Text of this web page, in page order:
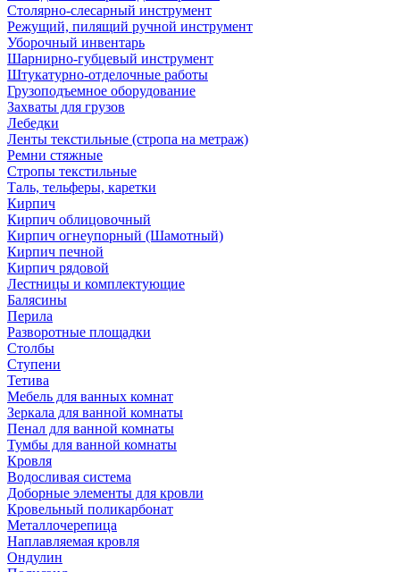
Столярно-слесарный инструмент
Режущий, пилящий ручной инструмент
Уборочный инвентарь
Шарнирно-губцевый инструмент
Штукатурно-отделочные работы
Грузоподъемное оборудование
Захваты для грузов
Лебедки
Ленты текстильные (стропа на метраж)
Ремни стяжные
Стропы текстильные
Таль, тельферы, каретки
Кирпич
Кирпич облицовочный
Кирпич огнеупорный (Шамотный)
Кирпич печной
Кирпич рядовой
Лестницы и комплектующие
Балясины
Перила
Разворотные площадки
Столбы
Ступени
Тетива
Мебель для ванных комнат
Зеркала для ванной комнаты
Пенал для ванной комнаты
Тумбы для ванной комнаты
Кровля
Водосливая система
Доборные элементы для кровли
Кровельный поликарбонат
Металлочерепица
Наплавляемая кровля
Ондулин